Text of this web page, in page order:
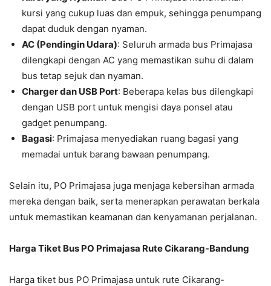
kursi yang cukup luas dan empuk, sehingga penumpang
dapat duduk dengan nyaman.
AC (Pendingin Udara): Seluruh armada bus Primajasa
dilengkapi dengan AC yang memastikan suhu di dalam
bus tetap sejuk dan nyaman.
Charger dan USB Port: Beberapa kelas bus dilengkapi
dengan USB port untuk mengisi daya ponsel atau
gadget penumpang.
Bagasi: Primajasa menyediakan ruang bagasi yang
memadai untuk barang bawaan penumpang.
Selain itu, PO Primajasa juga menjaga kebersihan armada
mereka dengan baik, serta menerapkan perawatan berkala
untuk memastikan keamanan dan kenyamanan perjalanan.
Harga Tiket Bus PO Primajasa Rute Cikarang-Bandung
Harga tiket bus PO Primajasa untuk rute Cikarang-